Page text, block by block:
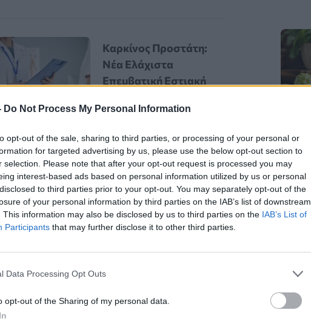
Do Not Process My Personal Information
opt-out of the sale, sharing to third parties, or processing of your personal or
for targeted advertising by us, please use the below opt-out section to
selection. Please note that after your opt-out request is processed you may
interest-based ads based on personal information utilized by us or personal
to third parties prior to your opt-out. You may separately opt-out of the
of your personal information by third parties on the IAB’s list of downstream
This information may also be disclosed by us to third parties on the IAB’s List of
Participants that may further disclose it to other third parties.
Data Processing Opt Outs
opt-out of the Sharing of my personal data.
Καρκίνος Προστάτη:
Νέα Ελάχιστα
Επεμβατική Εστιακή
Αλεξάνδρα) της Ιατρικής
– Ογκολογίας –
Κλινικής, τ. Πρύτανης ΕΚΠΑ)
της ανοσοθεραπείας
paclitaxel, με ή χωρίς